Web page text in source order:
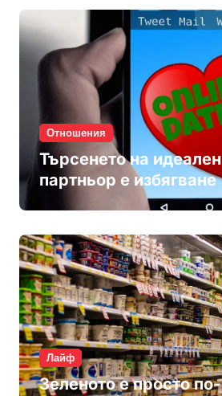
Отношения
Търсенето на идеален
партньор е избягване
Лайф
Зеленото е просто по-